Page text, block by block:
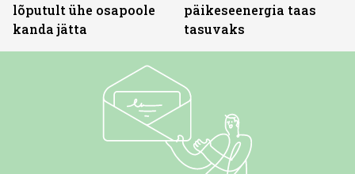
lõputult ühe osapoole
kanda jätta
päikeseenergia taas
tasuvaks